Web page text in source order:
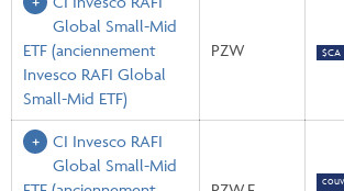
Global Small-Mid
ETF (anciennement
Invesco RAFI Global
Small-Mid ETF)
PZW $CA
CI Invesco RAFI
Global Small-Mid